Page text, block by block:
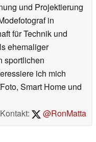
und Projektierung
in
für Technik und
ehemaliger
sportlichen
ich mich
Smart Home und
Kontakt:
@RonMatta